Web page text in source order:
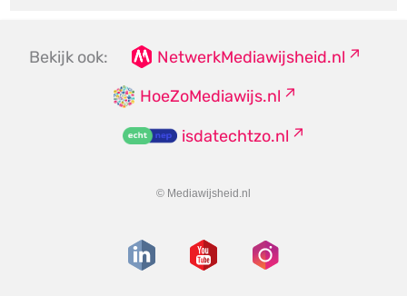
Bekijk ook:
NetwerkMediawijsheid.nl
HoeZoMediawijs.nl
isdatechtzo.nl
© Mediawijsheid.nl